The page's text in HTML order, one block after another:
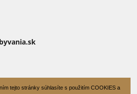
tejto stránky súhlasíte s použitím COOKIES a